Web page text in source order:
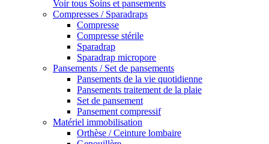
Voir tous Soins et pansements
Compresses / Sparadraps
Compresse
Compresse stérile
Sparadrap
Sparadrap micropore
Pansements / Set de pansements
Pansements de la vie quotidienne
Pansements traitement de la plaie
Set de pansement
Pansement compressif
Matériel immobilisation
Orthèse / Ceinture lombaire